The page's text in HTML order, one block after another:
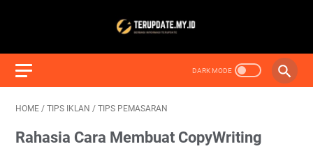
HOME / TIPS IKLAN / TIPS PEMASARAN
Rahasia Cara Membuat CopyWriting